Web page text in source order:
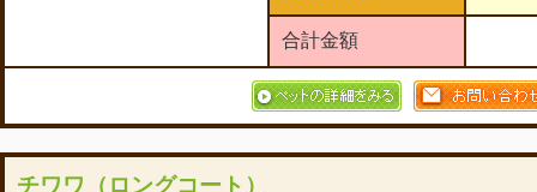
合計金額
チワワ（ロングコート）